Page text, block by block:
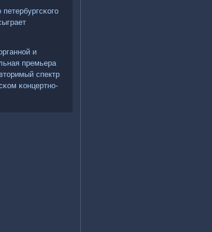
и
премьера
спектр
κонцертнο-